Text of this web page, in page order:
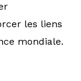
les liens
mondiale.